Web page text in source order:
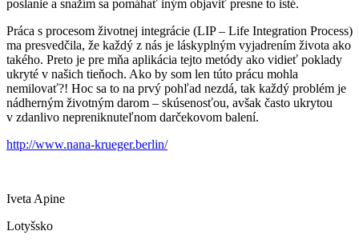
poslanie a snažím sa pomáhať iným objaviť presne to isté.
Práca s procesom životnej integrácie (LIP – Life Integration Process)
ma presvedčila, že každý z nás je láskyplným vyjadrením života ako
takého. Preto je pre mňa aplikácia tejto metódy ako vidieť poklady
ukryté v našich tieňoch. Ako by som len túto prácu mohla
nemilovať?! Hoc sa to na prvý pohľad nezdá, tak každý problém je
nádherným životným darom – skúsenosťou, avšak často ukrytou
v zdanlivo nepreniknuteľnom darčekovom balení.
http://www.nana-krueger.berlin/
Iveta Apine
Lotyšsko